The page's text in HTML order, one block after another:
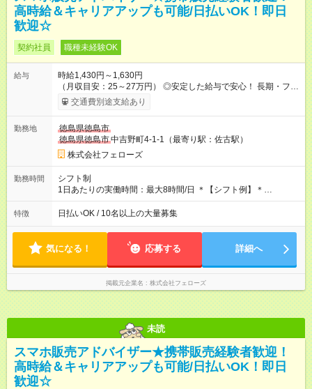
高時給＆キャリアアップも可能/日払いOK！即日
歓迎☆
契約社員 職種未経験OK
給与
時給1,430円～1,630円
（月収目安：25～27万円） ◎安定した給与で安心！ 長期・フル
タイムで勤務いただける方にお越しいただきたいと思っていま
す。シフトが削られることはないので、安定した給与が入りま
たいという人もいると思います。このあたりは柔軟に対応する
ので、お気軽にご相談ください！ ※2ヶ月の試用期間がありま
す。その間の給与・待遇に変更はありません。 【試用期間】試
用期間あり 試用期間の長さ：2ヶ月 雇用形態、給与は本採用時
と同じです。
交通費別途支給あり
勤務地
徳島県徳島市
徳島県徳島市中吉野町4-1-1（最寄り駅：佐古駅）
株式会社フェローズ
勤務時間
シフト制
1日あたりの実働時間：最大8時間/日 ＊【シフト例】＊
(1) 10:00～19:00 (2) 11:00～20:00 (3) 12:00～21:00 など ◎
いずれも実働8時間・休憩1時間です。中抜けシフトなどはあり
たい」などあれば相談に応じますのでおっしゃってください！
特徴 日払いOK / 10名以上の大量募集
気になる！ 応募する 詳細へ
掲載元企業名 株式会社フェローズ
未読
スマホ販売アドバイザー★携帯販売経験者歓迎！
高時給＆キャリアアップも可能/日払いOK！即日
歓迎☆